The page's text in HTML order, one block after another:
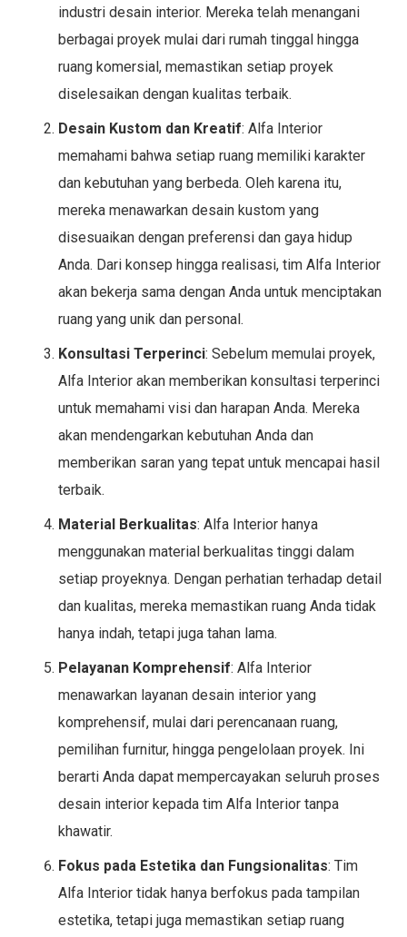
industri desain interior. Mereka telah menangani
berbagai proyek mulai dari rumah tinggal hingga
ruang komersial, memastikan setiap proyek
diselesaikan dengan kualitas terbaik.
Desain Kustom dan Kreatif: Alfa Interior
memahami bahwa setiap ruang memiliki karakter
dan kebutuhan yang berbeda. Oleh karena itu,
mereka menawarkan desain kustom yang
disesuaikan dengan preferensi dan gaya hidup
Anda. Dari konsep hingga realisasi, tim Alfa Interior
akan bekerja sama dengan Anda untuk menciptakan
ruang yang unik dan personal.
Konsultasi Terperinci: Sebelum memulai proyek,
Alfa Interior akan memberikan konsultasi terperinci
untuk memahami visi dan harapan Anda. Mereka
akan mendengarkan kebutuhan Anda dan
memberikan saran yang tepat untuk mencapai hasil
terbaik.
Material Berkualitas: Alfa Interior hanya
menggunakan material berkualitas tinggi dalam
setiap proyeknya. Dengan perhatian terhadap detail
dan kualitas, mereka memastikan ruang Anda tidak
hanya indah, tetapi juga tahan lama.
Pelayanan Komprehensif: Alfa Interior
menawarkan layanan desain interior yang
komprehensif, mulai dari perencanaan ruang,
pemilihan furnitur, hingga pengelolaan proyek. Ini
berarti Anda dapat mempercayakan seluruh proses
desain interior kepada tim Alfa Interior tanpa
khawatir.
Fokus pada Estetika dan Fungsionalitas: Tim
Alfa Interior tidak hanya berfokus pada tampilan
estetika, tetapi juga memastikan setiap ruang